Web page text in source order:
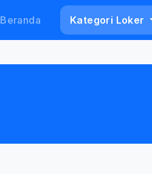
Beranda Kategori Loker